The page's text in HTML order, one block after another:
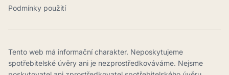
Podmínky použití
Tento web má informační charakter. Neposkytujeme
spotřebitelské úvěry ani je nezprostředkováváme. Nejsme